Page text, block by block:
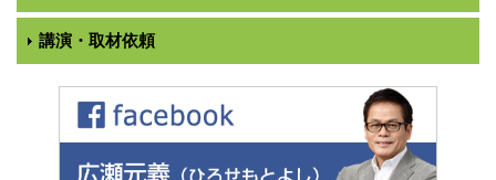
講演・取材依頼